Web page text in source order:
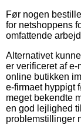
Før nogen
for netshoppens
omfattende
Alternativet
er verificeret af
online butikken
e-firmaet hyppigt
meget bekendte
en god lejlighed
problemstillinger